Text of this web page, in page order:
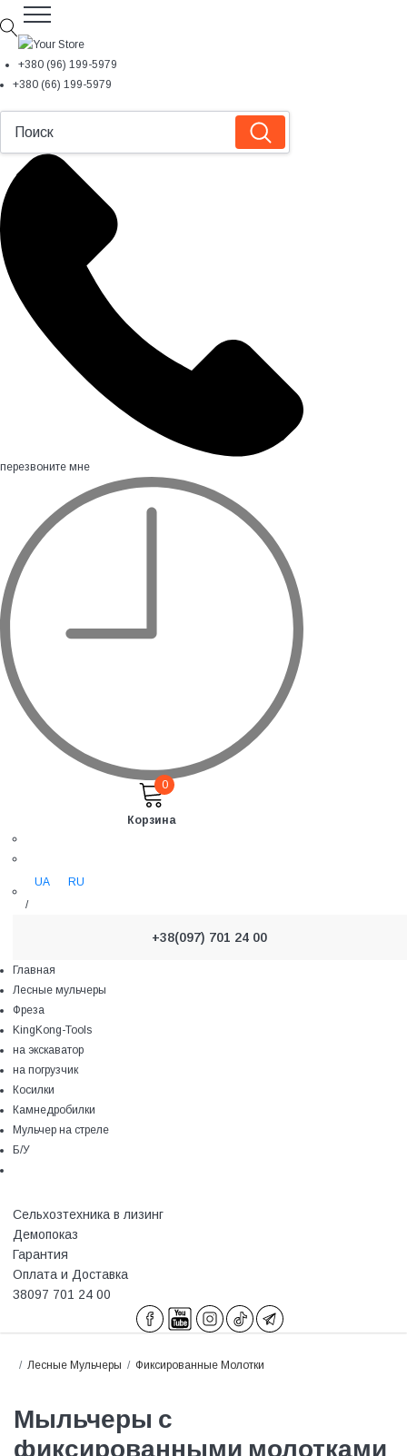
+380 (96) 199-5979
+380 (66) 199-5979
перезвоните мне
0
Корзина
UA
/
RU
+38(097) 701 24 00
Главная
Лесные мульчеры
Фреза
KingKong-Tools
на экскаватор
на погрузчик
Косилки
Камнедробилки
Мульчер на стреле
Б/У
Сельхозтехника в лизинг
Демопоказ
Гарантия
Оплата и Доставка
38097 701 24 00
Лесные Мульчеры Фиксированные Молотки
Мыльчеры с